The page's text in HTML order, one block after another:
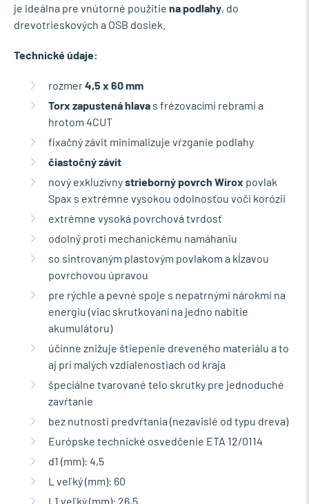
je ideálna pre vnútorné použitie na podlahy, do
drevotrieskových a OSB dosiek.
Technické údaje:
rozmer4,5 x 60 mm
Torx zapustená hlava s frézovacími rebrami a
hrotom 4CUT
fixačný závit minimalizuje vŕzganie podlahy
čiastočnýzávit
nový exkluzívnystrieborný povrch Wirox povlak
Spax s extrémne vysokou odolnosťou voči korózii
extrémne vysoká povrchová tvrdosť
odolný proti mechanickému namáhaniu
so sintrovaným plastovým povlakom a kĺzavou
povrchovou úpravou
pre rýchle a pevné spoje s nepatrnými nárokmi na
energiu (viac skrutkovaní na jedno nabitie
akumulátoru)
účinne znižuje štiepenie dreveného materiálu a to
aj pri malých vzdialenostiach od kraja
špeciálne tvarované telo skrutky pre jednoduché
zavŕtanie
bez nutnosti predvŕtania (nezavislé od typu dreva)
Európske technické osvedčenie ETA 12/0114
d1 (mm): 4,5
L veľký (mm): 60
L1 veľký (mm): 26,5